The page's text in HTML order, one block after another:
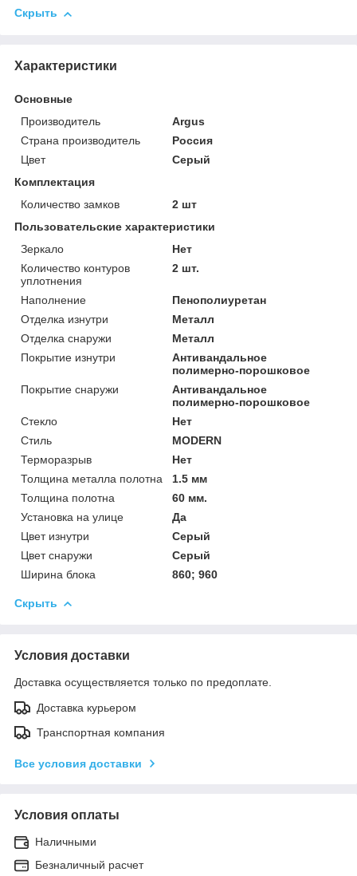
Скрыть
Характеристики
Основные
Производитель
Argus
Страна производитель
Россия
Цвет
Серый
Комплектация
Количество замков
2 шт
Пользовательские характеристики
Зеркало
Нет
Количество контуров
уплотнения
2 шт.
Наполнение
Пенополиуретан
Отделка изнутри
Металл
Отделка снаружи
Металл
Покрытие изнутри
Антивандальное
полимерно-порошковое
Покрытие снаружи
Антивандальное
полимерно-порошковое
Стекло
Нет
Стиль
MODERN
Терморазрыв
Нет
Толщина металла полотна
1.5 мм
Толщина полотна
60 мм.
Установка на улице
Да
Цвет изнутри
Серый
Цвет снаружи
Серый
Ширина блока
860; 960
Скрыть
Условия доставки
Доставка осуществляется только по предоплате.
Доставка курьером
Транспортная компания
Все условия доставки
Условия оплаты
Наличными
Безналичный расчет